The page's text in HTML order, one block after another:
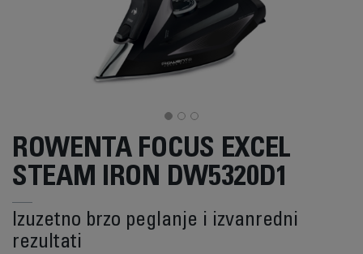
ROWENTA FOCUS EXCEL
STEAM IRON DW5320D1
Izuzetno brzo peglanje i izvanredni
rezultati